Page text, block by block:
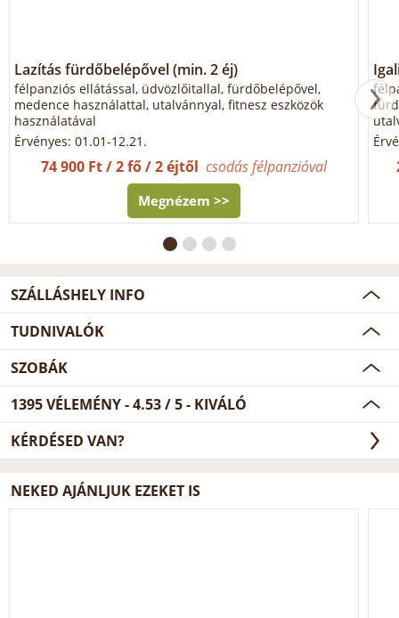
Lazítás fürdőbelépővel (min. 2 éj)
félpanziós ellátással, üdvözlőitallal, fürdőbelépővel,
medence használattal, utalvánnyal, fitnesz eszközök
használatával
Érvényes: 01.01-12.21.
74 900 Ft / 2 fő / 2 éjtőlcsodás félpanzióval
Megnézem >>
SZÁLLÁSHELY INFO
TUDNIVALÓK
SZOBÁK
1395VÉLEMÉNY -4.53/5- KIVÁLÓ
KÉRDÉSED VAN?
NEKED AJÁNLJUK EZEKET IS